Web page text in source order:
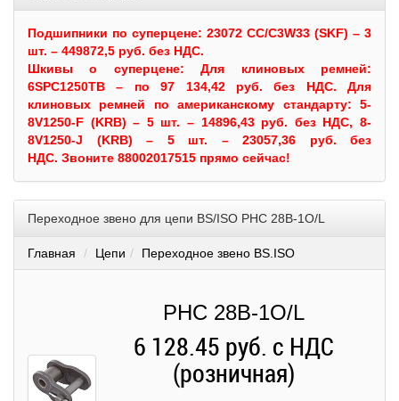
Подшипники по суперцене: 23072 CC/C3W33 (SKF) – 3
шт. – 449872,5 руб. без НДС.
Шкивыо суперцене:Для клиновых ремней:
6SPC1250TB – по 97 134,42 руб. без НДС. Для
клиновых ремней по американскому стандарту: 5-
8V1250-F (KRB) – 5 шт. – 14896,43 руб. без НДС, 8-
8V1250-J (KRB) – 5 шт. – 23057,36 руб. без
НДС. Звоните 88002017515 прямо сейчас!
Переходное звено для цепи BS/ISO PHC 28B-1O/L
Главная Цепи Переходное звено BS.ISO
PHC 28B-1O/L
6 128.45 руб. с НДС
(розничная)